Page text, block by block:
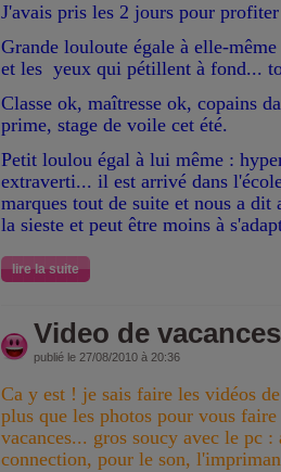
J'avais pris les 2 jours pour
Grande louloute égale à elle-
et les yeux qui pétillent à fond...
Classe ok, maîtresse ok, copains
prime, stage de voile cet été.
Petit loulou égal à lui même :
extraverti... il est arrivé dans
marques tout de suite et nous a
la sieste et peut être moins à
lire la suite
Video de vacances
publié le 27/08/2010 à 20:36
Ca y est ! je sais faire les vidéos
plus que les photos pour vous
vacances... gros soucy avec le pc
connection, pour le son,